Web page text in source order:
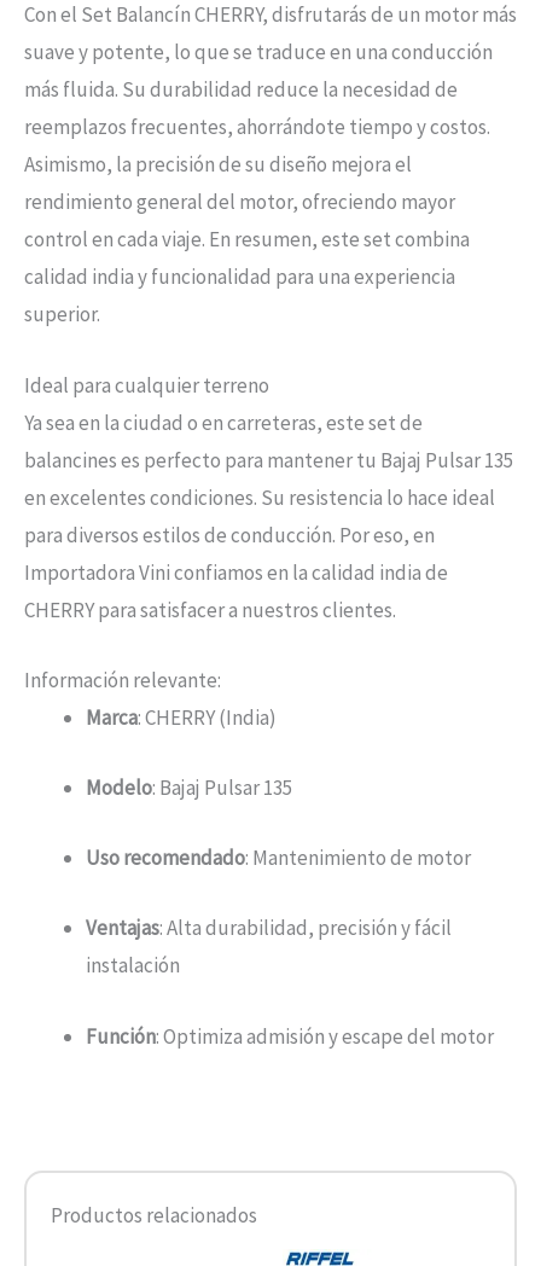
Con el Set Balancín CHERRY, disfrutarás de un motor más
suave y potente, lo que se traduce en una conducción
más fluida. Su durabilidad reduce la necesidad de
reemplazos frecuentes, ahorrándote tiempo y costos.
Asimismo, la precisión de su diseño mejora el
rendimiento general del motor, ofreciendo mayor
control en cada viaje. En resumen, este set combina
calidad india y funcionalidad para una experiencia
superior.
Ideal para cualquier terreno
Ya sea en la ciudad o en carreteras, este set de
balancines es perfecto para mantener tu Bajaj Pulsar 135
en excelentes condiciones. Su resistencia lo hace ideal
para diversos estilos de conducción. Por eso, en
Importadora Vini confiamos en la calidad india de
CHERRY para satisfacer a nuestros clientes.
Información relevante:
Marca: CHERRY (India)
Modelo: Bajaj Pulsar 135
Uso recomendado: Mantenimiento de motor
Ventajas: Alta durabilidad, precisión y fácil
instalación
Función: Optimiza admisión y escape del motor
Productos relacionados